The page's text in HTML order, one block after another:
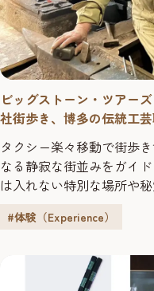
ビッグストーン・ツアー
社街歩き、博多の伝統工
タクシー楽々移動で街歩
なる静寂な街並みをガイ
は入れない特別な場所や
旧市街にかける思い博多
また違った一面が見えた
ない本物の技、人と人と
#体験（Experience）